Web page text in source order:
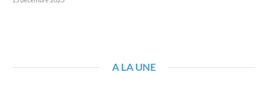
A LA UNE